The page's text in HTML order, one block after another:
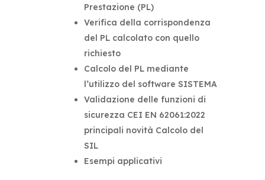
Prestazione (PL)
Verifica della corrispondenza
del PL calcolato con quello
richiesto
Calcolo del PL mediante
l’utilizzo del software SISTEMA
Validazione delle funzioni di
sicurezza CEI EN 62061:2022
principali novità Calcolo del
SIL
Esempi applicativi